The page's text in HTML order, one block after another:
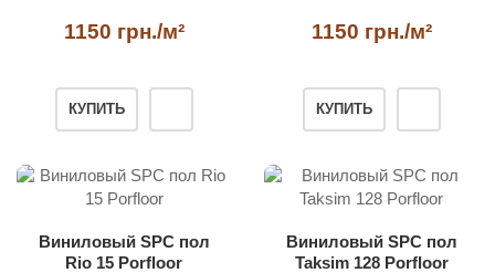
1150 грн./м²
КУПИТЬ
1150 грн./м²
КУПИТЬ
Виниловый SPC пол
Rio 15 Porfloor
Виниловый SPC пол
Taksim 128 Porfloor